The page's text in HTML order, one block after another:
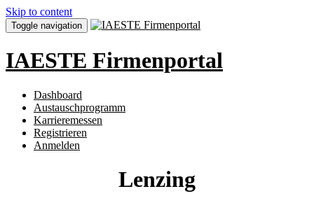
Skip to content
Toggle navigation
IAESTE Firmenportal
Dashboard
Austauschprogramm
Karrieremessen
Registrieren
Anmelden
Lenzing